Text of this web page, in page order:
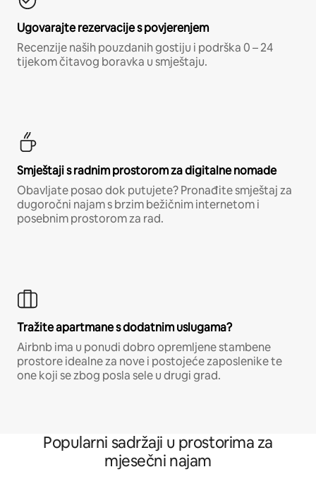
Ugovarajte rezervacije s povjerenjem
Recenzije naših pouzdanih gostiju i podrška 0 – 24
tijekom čitavog boravka u smještaju.
Smještaji s radnim prostorom za digitalne nomade
Obavljate posao dok putujete? Pronađite smještaj za
dugoročni najam s brzim bežičnim internetom i
posebnim prostorom za rad.
Tražite apartmane s dodatnim uslugama?
Airbnb ima u ponudi dobro opremljene stambene
prostore idealne za nove i postojeće zaposlenike te
one koji se zbog posla sele u drugi grad.
Popularni sadržaji u prostorima za
mjesečni najam